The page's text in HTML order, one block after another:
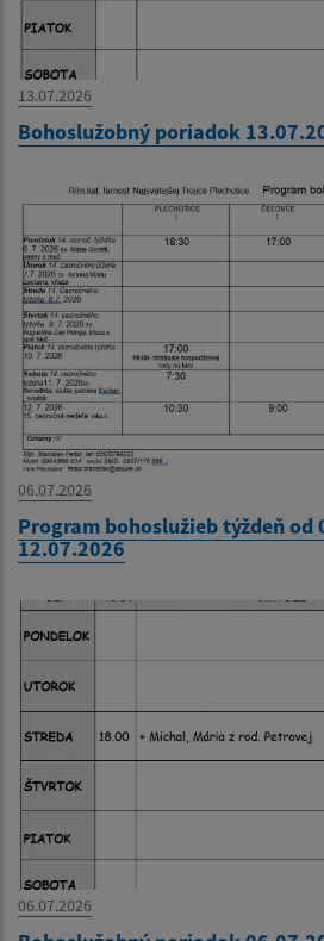
13.07.2026
Bohoslužobný poriadok
06.07.2026
Program bohoslužieb týždeň od
12.07.2026
06.07.2026